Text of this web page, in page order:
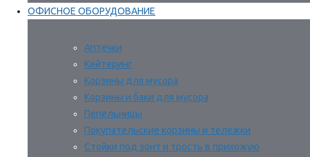
ОФИСНОЕ ОБОРУДОВАНИЕ
Аптечки
Кейтеринг
Корзины для мусора
Корзины и баки для мусора
Пепельницы
Покупательские корзины и тележки
Стойки под зонт и трость в прихожую